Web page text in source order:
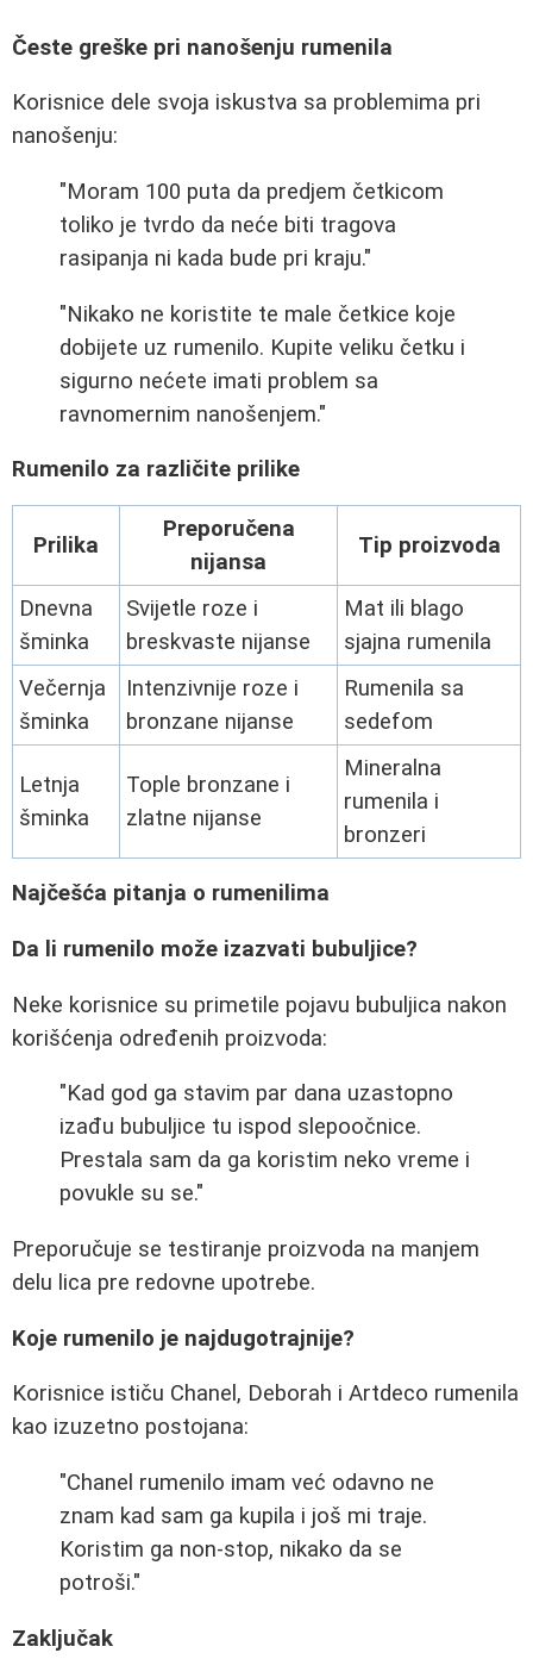
Česte greške pri nanošenju rumenila
Korisnice dele svoja iskustva sa problemima pri
nanošenju:
"Moram 100 puta da predjem četkicom
toliko je tvrdo da neće biti tragova
rasipanja ni kada bude pri kraju."
"Nikako ne koristite te male četkice koje
dobijete uz rumenilo. Kupite veliku četku i
sigurno nećete imati problem sa
ravnomernim nanošenjem."
Rumenilo za različite prilike
Prilika
Preporučena
nijansa
Tip proizvoda
Dnevna
šminka
Svijetle roze i
breskvaste nijanse
Mat ili blago
sjajna rumenila
Večernja
šminka
Intenzivnije roze i
bronzane nijanse
Rumenila sa
sedefom
Letnja
šminka
Tople bronzane i
zlatne nijanse
Mineralna
rumenila i
bronzeri
Najčešća pitanja o rumenilima
Da li rumenilo može izazvati bubuljice?
Neke korisnice su primetile pojavu bubuljica nakon
korišćenja određenih proizvoda:
"Kad god ga stavim par dana uzastopno
izađu bubuljice tu ispod slepoočnice.
Prestala sam da ga koristim neko vreme i
povukle su se."
Preporučuje se testiranje proizvoda na manjem
delu lica pre redovne upotrebe.
Koje rumenilo je najdugotrajnije?
Korisnice ističu Chanel, Deborah i Artdeco rumenila
kao izuzetno postojana:
"Chanel rumenilo imam već odavno ne
znam kad sam ga kupila i još mi traje.
Koristim ga non-stop, nikako da se
potroši."
Zaključak